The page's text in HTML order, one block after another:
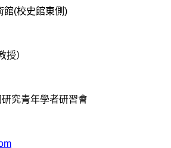
館(校史館東側)
授）
究青年學者研習會